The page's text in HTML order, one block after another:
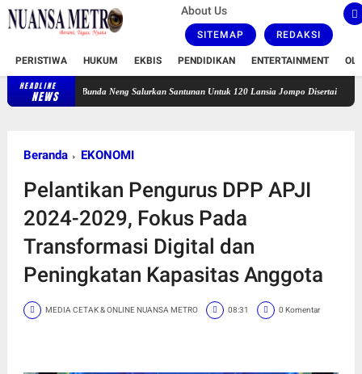
About Us
SITEMAP REDAKSI
PERISTIWA HUKUM EKBIS PENDIDIKAN ENTERTAINMENT
HEADLINE
NEWS
Bunda Neng Salurkan Santunan Untuk 120 Lansia Jompo Disertai Zikir dan Doa
Beranda EKONOMI
Pelantikan Pengurus DPP APJI
2024-2029, Fokus Pada
Transformasi Digital dan
Peningkatan Kapasitas Anggota
MEDIA CETAK & ONLINE NUANSA METRO 08:31 0 Komentar